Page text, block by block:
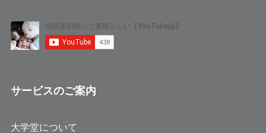
サービスのご案内
大学堂について